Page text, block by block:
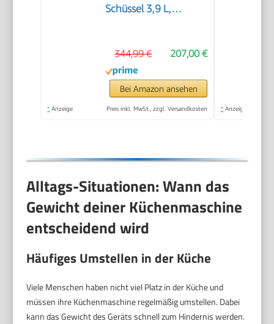
Schüssel 3,9 L,
Edelstahl
spülmaschinenfest,
Mixer 1,25 L,
Durchlaufschnitzler, 3
207,00 €
344,99 €
Bei Amazon ansehen
* Anzeige Preis inkl. MwSt., zzgl. Versandkosten * Anzeige
Alltags-Situationen: Wann das
Gewicht deiner Küchenmaschine
entscheidend wird
Häufiges Umstellen in der Küche
Viele Menschen haben nicht viel Platz in der Küche und
müssen ihre Küchenmaschine regelmäßig umstellen. Dabei
kann das Gewicht des Geräts schnell zum Hindernis werden.